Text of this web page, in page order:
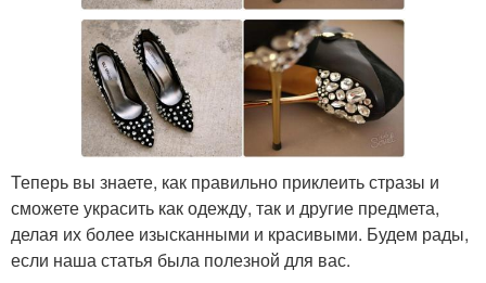
Теперь вы знаете, как правильно приклеить стразы и
сможете украсить как одежду, так и другие предмета,
делая их более изысканными и красивыми. Будем рады,
если наша статья была полезной для вас.